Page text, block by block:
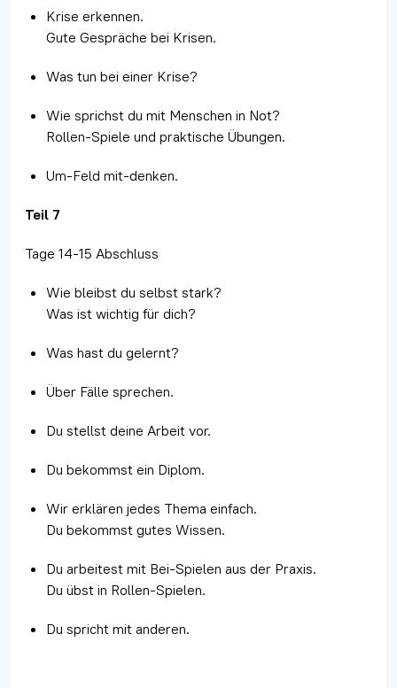
Krise erkennen.
Gute Gespräche bei Krisen.
Was tun bei einer Krise?
Wie sprichst du mit Menschen in Not?
Rollen-Spiele und praktische Übungen.
Um-Feld mit-denken.
Teil 7
Tage 14-15 Abschluss
Wie bleibst du selbst stark?
Was ist wichtig für dich?
Was hast du gelernt?
Über Fälle sprechen.
Du stellst deine Arbeit vor.
Du bekommst ein Diplom.
Wir erklären jedes Thema einfach.
Du bekommst gutes Wissen.
Du arbeitest mit Bei-Spielen aus der Praxis.
Du übst in Rollen-Spielen.
Du spricht mit anderen.